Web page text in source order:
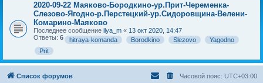
2020-09-22 Маяково-Бородкино-ур.Прит-Череменка-
Слезово-Ягодно-р.Перстецкий-ур.Сидоровщина-Велени-
Комарино-Маяково
Последнее сообщение ilya_m « 13 окт 2020, 14:47
Ответы: 6 hitraya-komanda Borodkino Slezovo
Yagodno
Prit
Список форумов Часовой пояс: UTC+03:00